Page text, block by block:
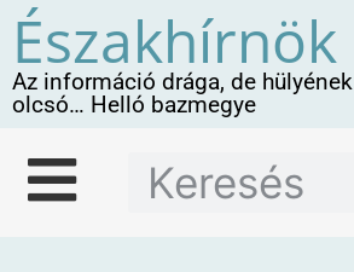
Északhírnök
Az információ drága, de
olcsó… Helló bazmegye